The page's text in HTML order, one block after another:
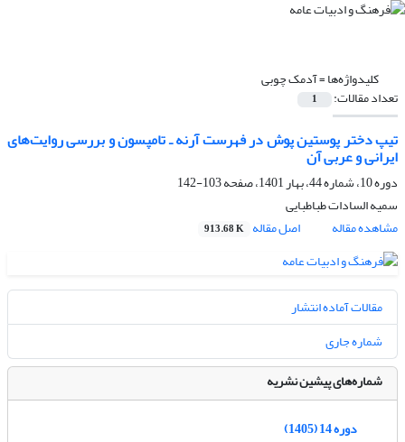
کلیدواژه‌ها =آدمک چوبی
تعداد مقالات: 1
تیپ دختر پوستین ‌پوش در فهرست آرنه ـ تامپسون و بررسی روایت‌های
ایرانی و عربی آن
دوره 10، شماره 44، بهار 1401، صفحه
103-142
سمیه السادات طباطبایی
مشاهده مقاله
اصل مقاله 913.68 K
مقالات آماده انتشار
شماره جاری
شماره‌های پیشین نشریه
دوره 14 (1405)